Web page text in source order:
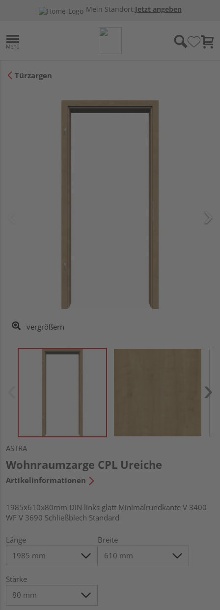
Mein Standort:Jetzt angeben
Türzargen
vergrößern
ASTRA
Wohnraumzarge CPL Ureiche
Artikelinformationen
1985x610x80mm DIN links glatt Minimalrundkante V 3400
WF V 3690 Schließblech Standard
Länge Breite
Stärke